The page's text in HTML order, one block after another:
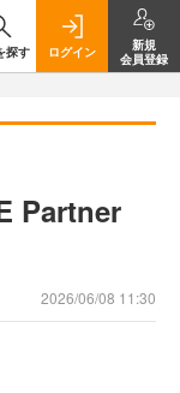
探す ログイン
新規
会員登録
Partner
2026/06/08 11:30